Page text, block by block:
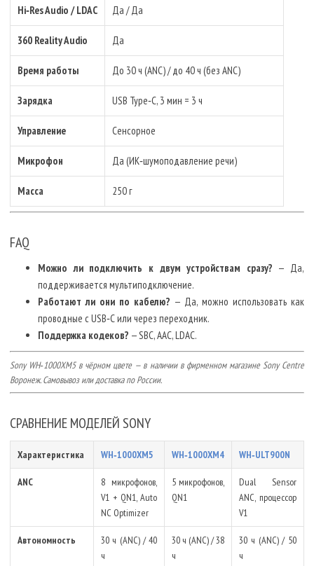
Hi‑Res Audio / LDAC Да / Да
360 Reality Audio Да
Время работы До 30 ч (ANC) / до 40 ч (без ANC)
Зарядка USB Type‑C, 3 мин = 3 ч
Управление Сенсорное
Микрофон Да (ИК‑шумоподавление речи)
Масса 250 г
FAQ
Можно ли подключить к двум устройствам сразу? — Да,
поддерживается мультиподключение.
Работают ли они по кабелю? — Да, можно использовать как
проводные с USB‑C или через переходник.
Поддержка кодеков? — SBC, AAC, LDAC.
Sony WH‑1000XM5 в чёрном цвете — в наличии в фирменном магазине Sony Centre
Воронеж. Самовывоз или доставка по России.
СРАВНЕНИЕ МОДЕЛЕЙ SONY
Характеристика WH‑1000XM5 WH‑1000XM4 WH‑ULT900N
ANC
8 микрофонов,
V1 + QN1, Auto
NC Optimizer
5 микрофонов,
QN1
Dual Sensor
ANC, процессор
V1
Автономность
30 ч (ANC) / 40
ч
30 ч (ANC) / 38
ч
30 ч (ANC) / 50
ч